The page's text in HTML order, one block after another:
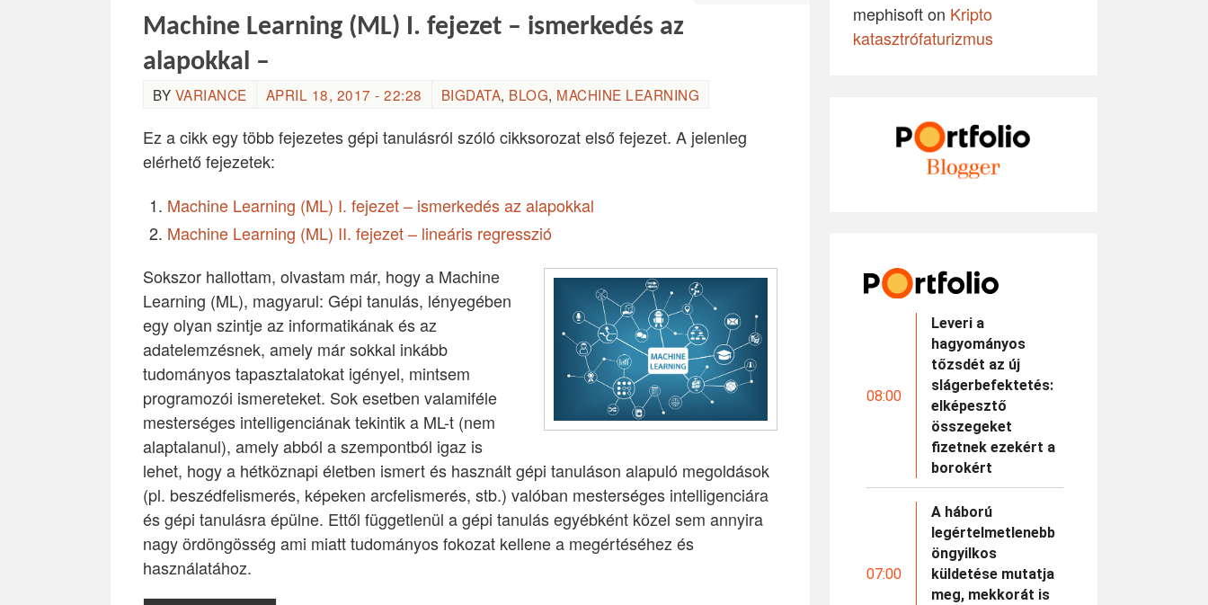
Machine Learning (ML) I. fejezet – ismerkedés az
alapokkal –
BY VARIANCE APRIL 18, 2017 - 22:28 BIGDATA, BLOG, MACHINE LEARNING
Ez a cikk egy több fejezetes gépi tanulásról szóló cikksorozat első fejezet. A jelenleg
elérhető fejezetek:
Machine Learning (ML) I. fejezet – ismerkedés az alapokkal
Machine Learning (ML) II. fejezet – lineáris regresszió
Sokszor hallottam, olvastam már, hogy a Machine
Learning (ML), magyarul: Gépi tanulás, lényegében
egy olyan szintje az informatikának és az
adatelemzésnek, amely már sokkal inkább
tudományos tapasztalatokat igényel, mintsem
programozói ismereteket. Sok esetben valamiféle
mesterséges intelligenciának tekintik a ML-t (nem
alaptalanul), amely abból a szempontból igaz is
lehet, hogy a hétköznapi életben ismert és használt gépi tanuláson alapuló megoldások
(pl. beszédfelismerés, képeken arcfelismerés, stb.) valóban mesterséges intelligenciára
és gépi tanulásra épülne. Ettől függetlenül a gépi tanulás egyébként közel sem annyira
nagy ördöngösség ami miatt tudományos fokozat kellene a megértéséhez és
használatához.
mephisofton Kripto
katasztrófaturizmus
08:00
Leveri a
hagyományos
tőzsdét az új
slágerbefektetés:
elképesztő
összegeket
fizetnek ezekért a
borokért
07:00
A háború
legértelmetlenebb
öngyilkos
küldetése mutatja
meg, mekkorát is